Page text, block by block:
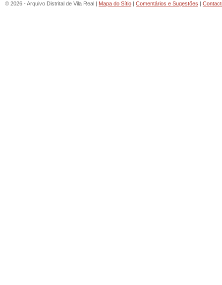
© 2026 - Arquivo Distrital de Vila Real | Mapa do Sítio | Comentários e Sugestões |